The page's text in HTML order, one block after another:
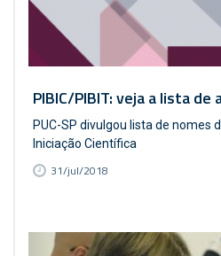
PIBIC/PIBIT: veja a lista de
PUC-SP divulgou lista de nomes
Iniciação Científica
31/jul/2018